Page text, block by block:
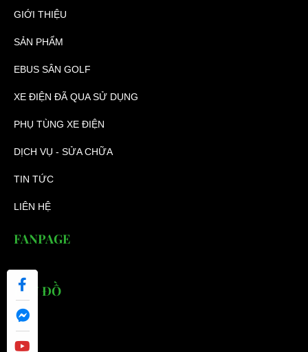
GIỚI THIỆU
SẢN PHẨM
EBUS SÂN GOLF
XE ĐIỆN ĐÃ QUA SỬ DỤNG
PHỤ TÙNG XE ĐIỆN
DỊCH VỤ - SỬA CHỮA
TIN TỨC
LIÊN HỆ
FANPAGE
BẢN ĐỒ